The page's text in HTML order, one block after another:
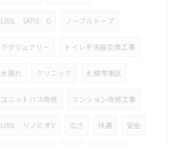
LIXIL SATIS G ノーブルトープ
ラグジュアリー トイレ手洗器交換工事
水漏れ クリニック 札幌市東区
ユニットバス改修 マンション改修工事
LIXIL リノビオV 広さ 快適 安全